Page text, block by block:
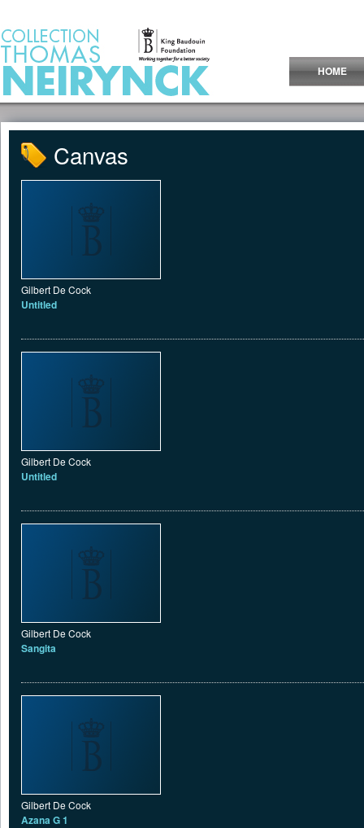
HOME
Canvas
Gilbert De Cock
Untitled
Gilbert De Cock
Untitled
Gilbert De Cock
Sangita
Gilbert De Cock
Azana G 1